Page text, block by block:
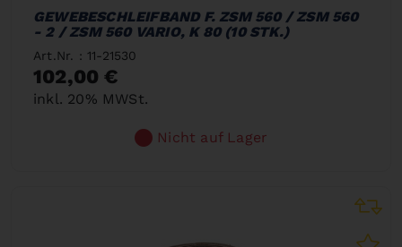
GEWEBESCHLEIFBAND F. ZSM 560 / ZSM 560
- 2 / ZSM 560 VARIO, K 80 (10 STK.)
Art.Nr. : 11-21530
102,00 €
inkl. 20% MWSt.
Nicht auf Lager